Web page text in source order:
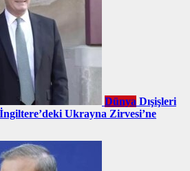
Dünya Dışişleri
Ukrayna Zirvesi’ne